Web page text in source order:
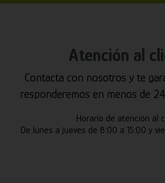
Atención al
Contacta con nosotros y te
responderemos en menos de
Horario de atención al
De lunes a jueves de 8:00 a 15:00 y